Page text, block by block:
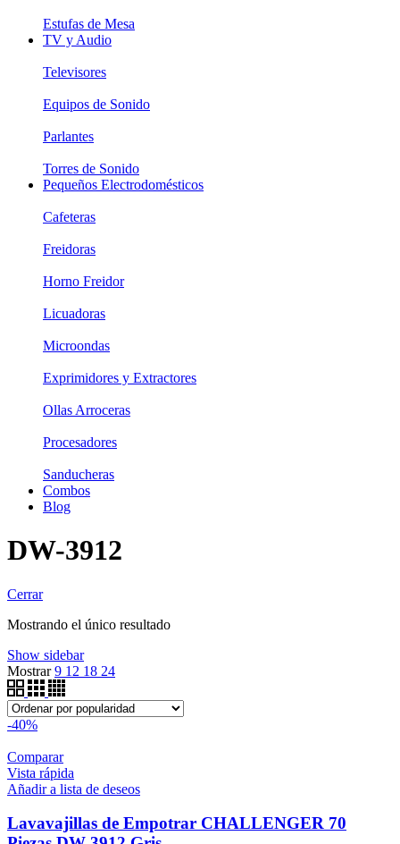
Estufas de Mesa
TV y Audio
Televisores
Equipos de Sonido
Parlantes
Torres de Sonido
Pequeños Electrodomésticos
Cafeteras
Freidoras
Horno Freidor
Licuadoras
Microondas
Exprimidores y Extractores
Ollas Arroceras
Procesadores
Sanducheras
Combos
Blog
DW-3912
Cerrar
Mostrando el único resultado
Show sidebar
Mostrar9 12 18 24
-40%
Comparar
Vista rápida
Añadir a lista de deseos
Lavavajillas de Empotrar CHALLENGER 70